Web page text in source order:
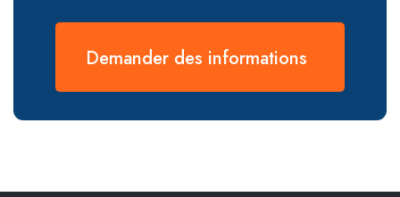
Demander des informations